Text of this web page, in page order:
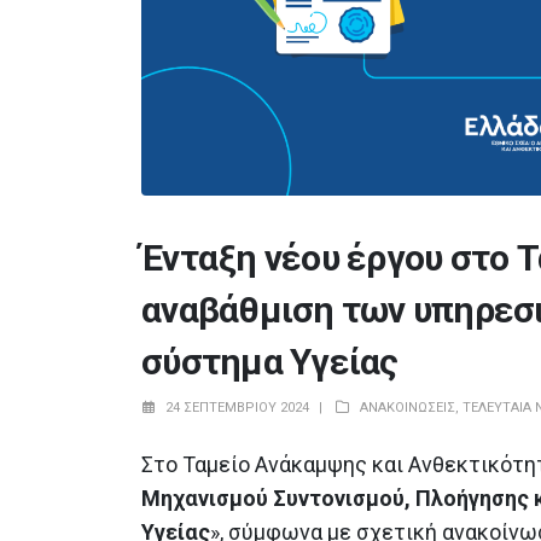
Ένταξη νέου έργου στο
αναβάθμιση των
σύστημα Υγείας
24 ΣΕΠΤΕΜΒΡΊΟΥ 2024 ΑΝΑΚΟΙΝΏΣΕΙΣ, ΤΕΛΕΥΤΑΊΑ
Στο Ταμείο Ανάκαμψης και
Μηχανισμού Συντονισμού, Πλοήγησης
Υγείας», σύμφωνα με σχετική
Θετική εισήγηση της
Ευρωπαϊκής Επιτροπής για την
έγκριση της πρότασης
αναθεώρησης του Εθνικού Σχεδίου
Ανάκαμψης και Ανθεκτικότητας «Ελλάδα
Εγκαινιάστηκαν σημαντικά
προστασίας και